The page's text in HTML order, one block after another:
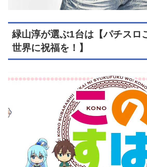
緑山淳が選ぶ1台は【パチスロ
世界に祝福を！】